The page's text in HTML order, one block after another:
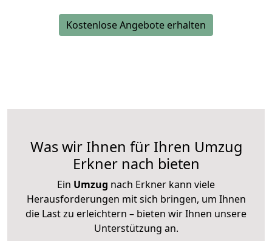
Kostenlose Angebote erhalten
Was wir Ihnen für Ihren Umzug
Erkner nach bieten
Ein Umzug nach Erkner kann viele
Herausforderungen mit sich bringen, um Ihnen
die Last zu erleichtern – bieten wir Ihnen unsere
Unterstützung an.